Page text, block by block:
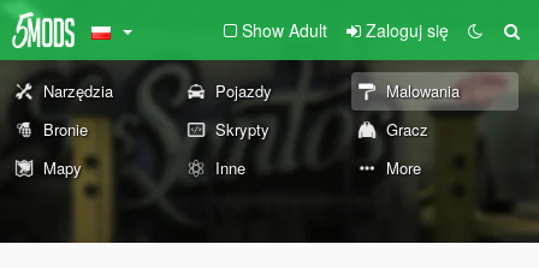
Show Adult Zaloguj się
Narzędzia Pojazdy
Malowania
Bronie
Skrypty
Gracz
Mapy
Inne More